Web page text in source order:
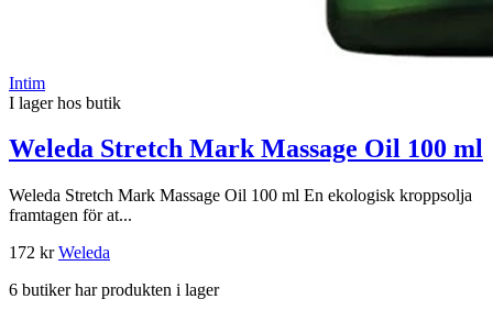
Intim
I lager hos butik
Weleda Stretch Mark Massage Oil 100 ml
Weleda Stretch Mark Massage Oil 100 ml En ekologisk kroppsolja
framtagen för at...
172 krWeleda
6 butiker har produkten i lager